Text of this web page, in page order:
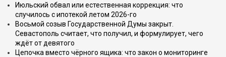
Июльский обвал или естественная коррекция: что
случилось с ипотекой летом 2026-го
Восьмой созыв Государственной Думы закрыт.
Севастополь считает, что получил, и формулирует, чего
ждёт от девятого
Цепочка вместо чёрного ящика: что закон о мониторинге